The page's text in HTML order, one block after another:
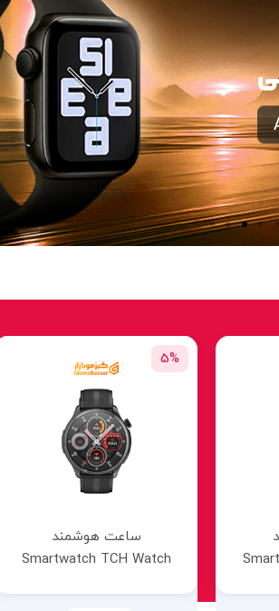
ساعت هوشمند
Smartwatch TCH Z10 Pro
3%